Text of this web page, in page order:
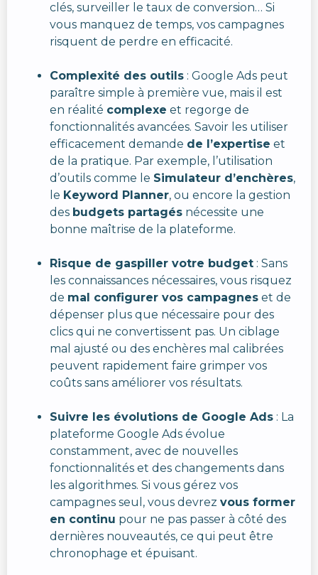
clés, surveiller le taux de conversion… Si
vous manquez de temps, vos campagnes
risquent de perdre en efficacité.
Complexité des outils : Google Ads peut
paraître simple à première vue, mais il est
en réalité complexe et regorge de
fonctionnalités avancées. Savoir les utiliser
efficacement demande de l’expertise et
de la pratique. Par exemple, l’utilisation
d’outils comme le Simulateur d’enchères,
le Keyword Planner, ou encore la gestion
des budgets partagés nécessite une
bonne maîtrise de la plateforme.
Risque de gaspiller votre budget : Sans
les connaissances nécessaires, vous risquez
de mal configurer vos campagnes et de
dépenser plus que nécessaire pour des
clics qui ne convertissent pas. Un ciblage
mal ajusté ou des enchères mal calibrées
peuvent rapidement faire grimper vos
coûts sans améliorer vos résultats.
Suivre les évolutions de Google Ads : La
plateforme Google Ads évolue
constamment, avec de nouvelles
fonctionnalités et des changements dans
les algorithmes. Si vous gérez vos
campagnes seul, vous devrez vous former
en continu pour ne pas passer à côté des
dernières nouveautés, ce qui peut être
chronophage et épuisant.